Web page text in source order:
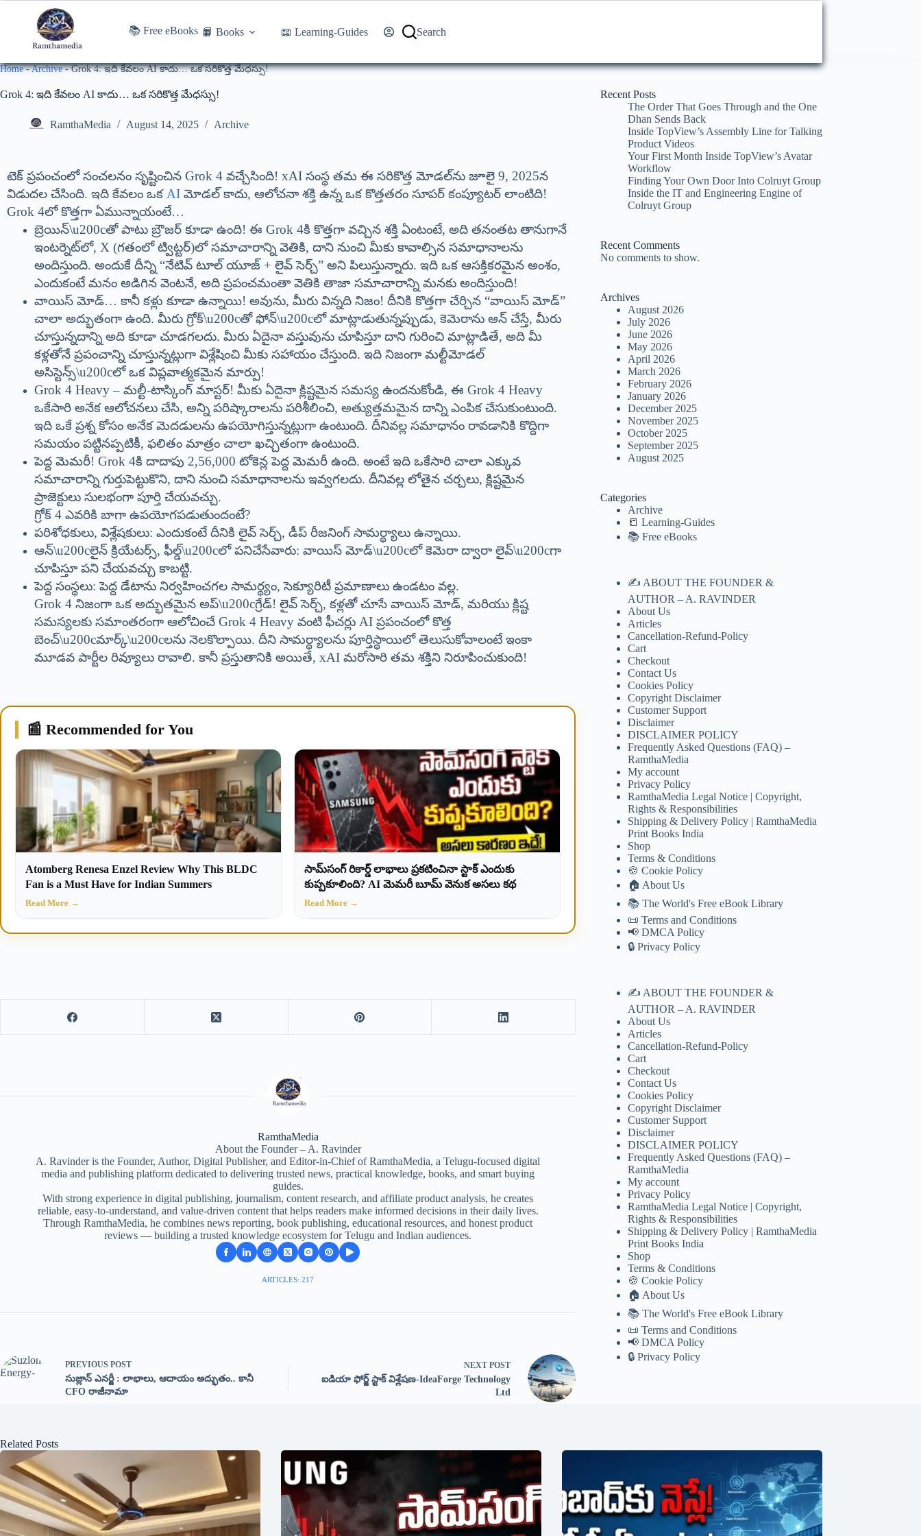
📚 Free eBooks 📙 Books 📖 Learning-Guides Search
Home-Archive-Grok 4: ఇది కేవలం AI కాదు… ఒక సరికొత్త మేధస్సు!
Grok 4: ఇది కేవలం AI కాదు… ఒక సరికొత్త మేధస్సు!
RamthaMedia August 14, 2025 Archive
టెక్ ప్రపంచంలో సంచలనం సృష్టించిన Grok 4 వచ్చేసింది! xAI సంస్థ తమ ఈ సరికొత్త మోడల్‌ను జూలై 9, 2025న
విడుదల చేసింది. ఇది కేవలం ఒక AI మోడల్ కాదు, ఆలోచనా శక్తి ఉన్న ఒక కొత్తతరం సూపర్ కంప్యూటర్ లాంటిది!
Grok 4లో కొత్తగా ఏమున్నాయంటే…
బ్రెయిన్\u200cతో పాటు బ్రౌజర్ కూడా ఉంది! ఈ Grok 4కి కొత్తగా వచ్చిన శక్తి ఏంటంటే, అది తనంతట తానుగానే
ఇంటర్నెట్‌లో, X (గతంలో ట్విట్టర్)లో సమాచారాన్ని వెతికి, దాని నుంచి మీకు కావాల్సిన సమాధానాలను
అందిస్తుంది. అందుకే దీన్ని “నేటివ్ టూల్ యూజ్ + లైవ్ సెర్చ్” అని పిలుస్తున్నారు. ఇది ఒక ఆసక్తికరమైన అంశం,
ఎందుకంటే మనం అడిగిన వెంటనే, అది ప్రపంచమంతా వెతికి తాజా సమాచారాన్ని మనకు అందిస్తుంది!
వాయిస్ మోడ్… కానీ కళ్లు కూడా ఉన్నాయి! అవును, మీరు విన్నది నిజం! దీనికి కొత్తగా చేర్చిన “వాయిస్ మోడ్”
చాలా అద్భుతంగా ఉంది. మీరు గ్రోక్\u200cతో ఫోన్\u200cలో మాట్లాడుతున్నప్పుడు, కెమెరాను ఆన్ చేస్తే, మీరు
చూస్తున్నదాన్ని అది కూడా చూడగలదు. మీరు ఏదైనా వస్తువును చూపిస్తూ దాని గురించి మాట్లాడితే, అది మీ
కళ్లతోనే ప్రపంచాన్ని చూస్తున్నట్లుగా విశ్లేషించి మీకు సహాయం చేస్తుంది. ఇది నిజంగా మల్టీమోడల్
అసిస్టెన్స్\u200cలో ఒక విప్లవాత్మకమైన మార్పు!
Grok 4 Heavy – మల్టీ-టాస్కింగ్ మాస్టర్! మీకు ఏదైనా క్లిష్టమైన సమస్య ఉందనుకోండి, ఈ Grok 4 Heavy
ఒకేసారి అనేక ఆలోచనలు చేసి, అన్ని పరిష్కారాలను పరిశీలించి, అత్యుత్తమమైన దాన్ని ఎంపిక చేసుకుంటుంది.
ఇది ఒకే ప్రశ్న కోసం అనేక మెదడులను ఉపయోగిస్తున్నట్లుగా ఉంటుంది. దీనివల్ల సమాధానం రావడానికి కొద్దిగా
సమయం పట్టినప్పటికీ, ఫలితం మాత్రం చాలా ఖచ్చితంగా ఉంటుంది.
పెద్ద మెమరీ! Grok 4కి దాదాపు 2,56,000 టోకెన్ల పెద్ద మెమరీ ఉంది. అంటే ఇది ఒకేసారి చాలా ఎక్కువ
సమాచారాన్ని గుర్తుపెట్టుకొని, దాని నుంచి సమాధానాలను ఇవ్వగలదు. దీనివల్ల లోతైన చర్చలు, క్లిష్టమైన
ప్రాజెక్టులు సులభంగా పూర్తి చేయవచ్చు.
గ్రోక్ 4 ఎవరికి బాగా ఉపయోగపడుతుందంటే?
పరిశోధకులు, విశ్లేషకులు: ఎందుకంటే దీనికి లైవ్ సెర్చ్, డీప్ రీజనింగ్ సామర్థ్యాలు ఉన్నాయి.
ఆన్\u200cలైన్ క్రియేటర్స్, ఫీల్డ్\u200cలో పనిచేసేవారు: వాయిస్ మోడ్\u200cలో కెమెరా ద్వారా లైవ్\u200cగా
చూపిస్తూ పని చేయవచ్చు కాబట్టి.
పెద్ద సంస్థలు: పెద్ద డేటాను నిర్వహించగల సామర్థ్యం, సెక్యూరిటీ ప్రమాణాలు ఉండటం వల్ల.
Grok 4 నిజంగా ఒక అద్భుతమైన అప్\u200cగ్రేడ్! లైవ్ సెర్చ్, కళ్లతో చూసే వాయిస్ మోడ్, మరియు క్లిష్ట
సమస్యలకు సమాంతరంగా ఆలోచించే Grok 4 Heavy వంటి ఫీచర్లు AI ప్రపంచంలో కొత్త
బెంచ్\u200cమార్క్\u200cలను నెలకొల్పాయి. దీని సామర్థ్యాలను పూర్తిస్థాయిలో తెలుసుకోవాలంటే ఇంకా
మూడవ పార్టీల రివ్యూలు రావాలి. కానీ ప్రస్తుతానికి అయితే, xAI మరోసారి తమ శక్తిని నిరూపించుకుంది!
📰 Recommended for You
Atomberg Renesa Enzel Review Why This BLDC
Fan is a Must Have for Indian Summers
Read More →
సామ్‌సంగ్ రికార్డ్ లాభాలు ప్రకటించినా స్టాక్ ఎందుకు
కుప్పకూలింది? AI మెమరీ బూమ్ వెనుక అసలు కథ
Read More →
RamthaMedia
About the Founder – A. Ravinder
A. Ravinder is the Founder, Author, Digital Publisher, and Editor-in-Chief of RamthaMedia, a Telugu-focused digital
media and publishing platform dedicated to delivering trusted news, practical knowledge, books, and smart buying
guides.
With strong experience in digital publishing, journalism, content research, and affiliate product analysis, he creates
reliable, easy-to-understand, and value-driven content that helps readers make informed decisions in their daily lives.
Through RamthaMedia, he combines news reporting, book publishing, educational resources, and honest product
reviews — building a trusted knowledge ecosystem for Telugu and Indian audiences.
ARTICLES: 217
PREVIOUS POST
సుజ్లాన్ ఎనర్జీ : లాభాలు, ఆదాయం అద్భుతం.. కానీ
CFO రాజీనామా
NEXT POST
ఐడియా ఫోర్జ్ స్టాక్ విశ్లేషణ-IdeaForge Technology
Ltd
Recent Posts
The Order That Goes Through and the One
Dhan Sends Back
Inside TopView’s Assembly Line for Talking
Product Videos
Your First Month Inside TopView’s Avatar
Workflow
Finding Your Own Door Into Colruyt Group
Inside the IT and Engineering Engine of
Colruyt Group
Recent Comments
No comments to show.
Archives
August 2026
July 2026
June 2026
May 2026
April 2026
March 2026
February 2026
January 2026
December 2025
November 2025
October 2025
September 2025
August 2025
Categories
Archive
📒 Learning-Guides
📚 Free eBooks
✍️ ABOUT THE FOUNDER &
AUTHOR – A. RAVINDER
About Us
Articles
Cancellation-Refund-Policy
Cart
Checkout
Contact Us
Cookies Policy
Copyright Disclaimer
Customer Support
Disclaimer
DISCLAIMER POLICY
Frequently Asked Questions (FAQ) –
RamthaMedia
My account
Privacy Policy
RamthaMedia Legal Notice | Copyright,
Rights & Responsibilities
Shipping & Delivery Policy | RamthaMedia
Print Books India
Shop
Terms & Conditions
🍪 Cookie Policy
🏠 About Us
📚 The World's Free eBook Library
📜 Terms and Conditions
📢 DMCA Policy
🔒 Privacy Policy
✍️ ABOUT THE FOUNDER &
AUTHOR – A. RAVINDER
About Us
Articles
Cancellation-Refund-Policy
Cart
Checkout
Contact Us
Cookies Policy
Copyright Disclaimer
Customer Support
Disclaimer
DISCLAIMER POLICY
Frequently Asked Questions (FAQ) –
RamthaMedia
My account
Privacy Policy
RamthaMedia Legal Notice | Copyright,
Rights & Responsibilities
Shipping & Delivery Policy | RamthaMedia
Print Books India
Shop
Terms & Conditions
🍪 Cookie Policy
🏠 About Us
📚 The World's Free eBook Library
📜 Terms and Conditions
📢 DMCA Policy
🔒 Privacy Policy
Related Posts